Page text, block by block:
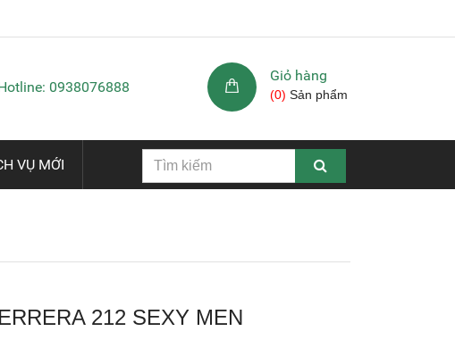
0938076888
Giỏ hàng
(0) Sản phẩm
VỤ MỚI
212 SEXY MEN